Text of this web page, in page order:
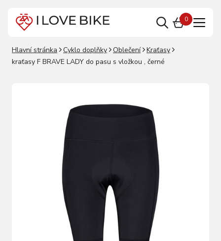
0
Hlavní stránka Cyklo doplňky Oblečení
Kraťasy
kraťasy F BRAVE LADY do pasu s vložkou , černé